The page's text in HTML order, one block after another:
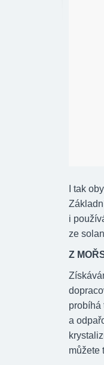
I tak
i
ze
Z
probíhá
a
můžete